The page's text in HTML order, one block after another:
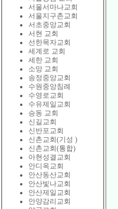
서울서마나교회
서울지구촌교회
서초중앙교회
서현 교회
선한목자교회
세계로 교회
세한 교회
소망 교회
송정중앙교회
수원중앙침례
수영로교회
수유제일교회
승동 교회
신길교회
신반포교회
신촌교회(기성 )
신촌교회(통합)
아현성결교회
안디옥교회
안산동산교회
안산빛나교회
안산제일교회
안양감리교회